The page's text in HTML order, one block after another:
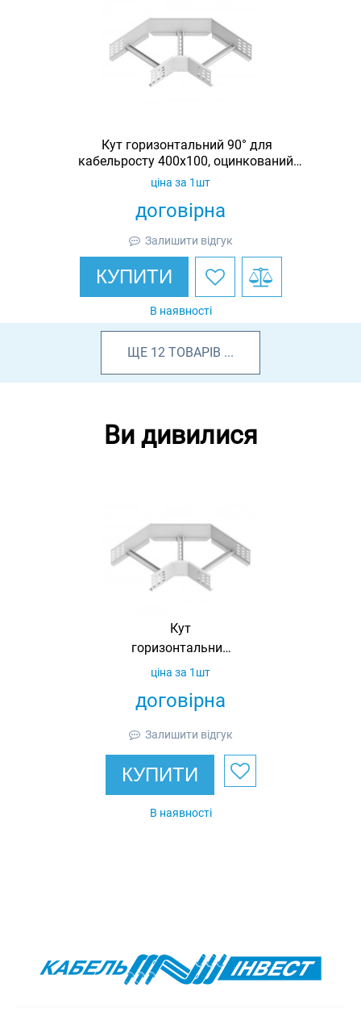
Кут горизонтальний 90° для
кабельросту 400х100, оцинкований,
Ardic
договірна
ціна за 1шт
Залишити відгук
КУПИТИ
В наявності
ЩЕ 12 ТОВАРІВ ...
Ви дивилися
Кут
горизонтальний
90° для
200х100,
договірна
ціна за 1шт
Залишити відгук
КУПИТИ
В наявності